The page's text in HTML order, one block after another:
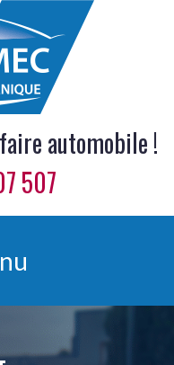
automobile !
507